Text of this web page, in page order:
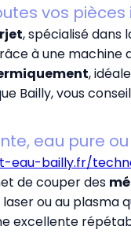
vos
, spécialisé dans
à une
,
vous
eau pure
eau-bailly.fr/
de couper des
ou au plasma
excellente